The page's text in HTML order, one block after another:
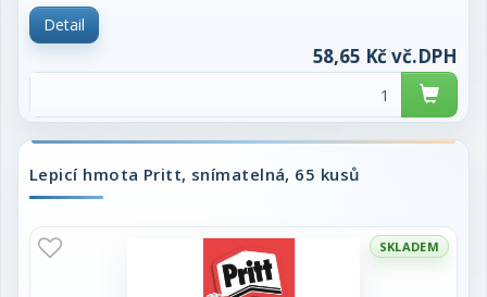
Lepicí guma Kores ECO Gumfix je ekologickou
Gumfix na bázi syntetických surovin. Je vyrobena z
a udržitelných složek, přičemž nabízí stejný
výkon.
Obal je vyroben z minimálně 75 % recyklovaného
kartonu a je plně recyklovatelný.
Hlavní vlastnosti Kores lepicí gumy ECO Gumfix:
- Univerzální použití: Perfektní na hladké plochy,
Detail
58,65 Kč vč.DPH
Lepicí hmota Pritt, snímatelná, 65 kusů
SKLADEM